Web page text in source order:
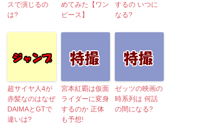
スで演じるの
は?
めてみた【ワン
ピース】
するの いつに
なる?
超サイヤ人4が
赤髪なのはなぜ
DAIMAとGTで
違いは?
宮本紅覇は仮面
ライダーに変身
するのか 正体
も予想!
ゼッツの映画の
時系列は 何話
の間になる?